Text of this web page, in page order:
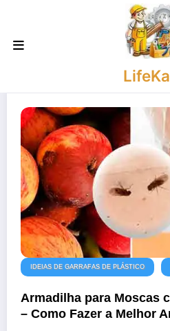
conteúdo
IDEIAS DE GARRAFAS DE PLÁSTICO
Armadilha para Moscas
– Como Fazer a Melhor